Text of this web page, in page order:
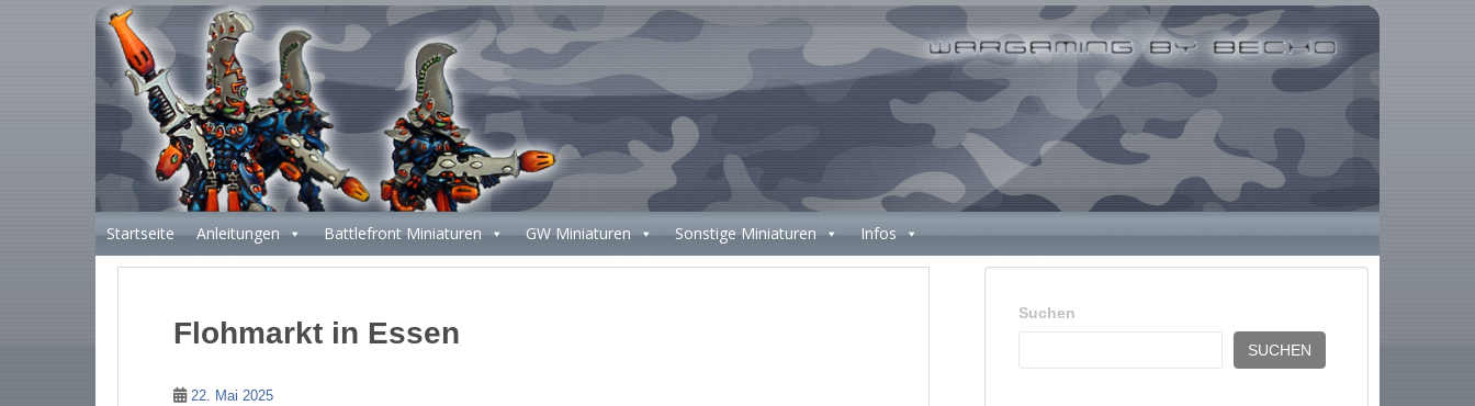
Startseite Anleitungen Battlefront Miniaturen GW Miniaturen Sonstige Miniaturen Infos
Flohmarkt in Essen
22. Mai 2025
Suchen
SUCHEN